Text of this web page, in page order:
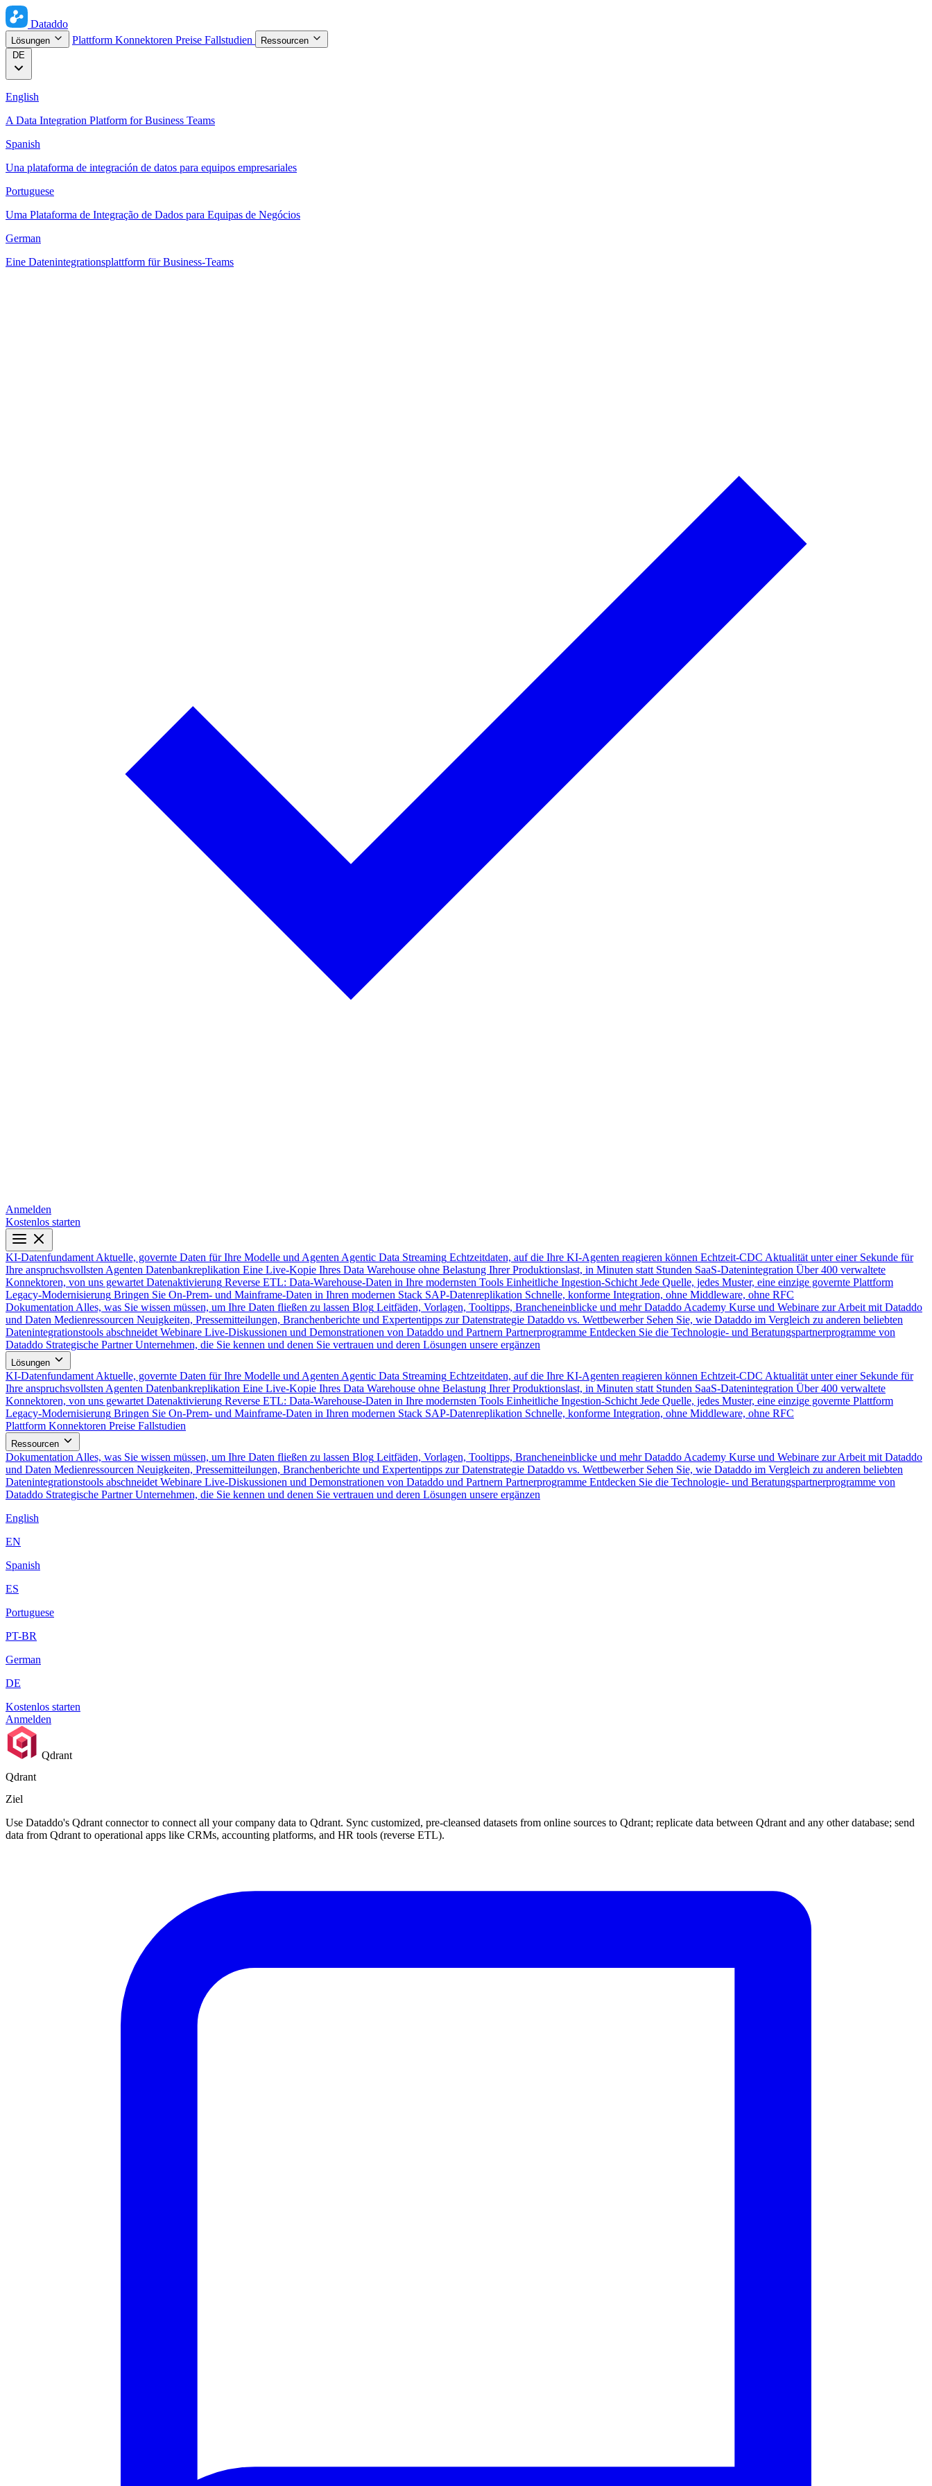
Dataddo
Lösungen Plattform Konnektoren Preise Fallstudien
Ressourcen
DE
English
A Data Integration Platform for Business Teams
Spanish
Una plataforma de integración de datos para equipos empresariales
Portuguese
Uma Plataforma de Integração de Dados para Equipas de Negócios
German
Eine Datenintegrationsplattform für Business-Teams
Anmelden
Kostenlos starten
KI-Datenfundament Aktuelle, governte Daten für Ihre Modelle und Agenten Agentic Data Streaming Echtzeitdaten, auf die Ihre KI-Agenten reagieren können Echtzeit-CDC Aktualität unter einer Sekunde für
Ihre anspruchsvollsten Agenten Datenbankreplikation Eine Live-Kopie Ihres Data Warehouse ohne Belastung Ihrer Produktionslast, in Minuten statt Stunden SaaS-Datenintegration Über 400 verwaltete
Konnektoren, von uns gewartet Datenaktivierung Reverse ETL: Data-Warehouse-Daten in Ihre modernsten Tools Einheitliche Ingestion-Schicht Jede Quelle, jedes Muster, eine einzige governte Plattform
Legacy-Modernisierung Bringen Sie On-Prem- und Mainframe-Daten in Ihren modernen Stack SAP-Datenreplikation Schnelle, konforme Integration, ohne Middleware, ohne RFC
Dokumentation Alles, was Sie wissen müssen, um Ihre Daten fließen zu lassen Blog Leitfäden, Vorlagen, Tooltipps, Brancheneinblicke und mehr Dataddo Academy Kurse und Webinare zur Arbeit mit Dataddo
und Daten Medienressourcen Neuigkeiten, Pressemitteilungen, Branchenberichte und Expertentipps zur Datenstrategie Dataddo vs. Wettbewerber Sehen Sie, wie Dataddo im Vergleich zu anderen beliebten
Datenintegrationstools abschneidet Webinare Live-Diskussionen und Demonstrationen von Dataddo und Partnern Partnerprogramme Entdecken Sie die Technologie- und Beratungspartnerprogramme von
Dataddo Strategische Partner Unternehmen, die Sie kennen und denen Sie vertrauen und deren Lösungen unsere ergänzen
Lösungen
KI-Datenfundament Aktuelle, governte Daten für Ihre Modelle und Agenten Agentic Data Streaming Echtzeitdaten, auf die Ihre KI-Agenten reagieren können Echtzeit-CDC Aktualität unter einer Sekunde für
Ihre anspruchsvollsten Agenten Datenbankreplikation Eine Live-Kopie Ihres Data Warehouse ohne Belastung Ihrer Produktionslast, in Minuten statt Stunden SaaS-Datenintegration Über 400 verwaltete
Konnektoren, von uns gewartet Datenaktivierung Reverse ETL: Data-Warehouse-Daten in Ihre modernsten Tools Einheitliche Ingestion-Schicht Jede Quelle, jedes Muster, eine einzige governte Plattform
Legacy-Modernisierung Bringen Sie On-Prem- und Mainframe-Daten in Ihren modernen Stack SAP-Datenreplikation Schnelle, konforme Integration, ohne Middleware, ohne RFC
Plattform Konnektoren Preise Fallstudien
Ressourcen
Dokumentation Alles, was Sie wissen müssen, um Ihre Daten fließen zu lassen Blog Leitfäden, Vorlagen, Tooltipps, Brancheneinblicke und mehr Dataddo Academy Kurse und Webinare zur Arbeit mit Dataddo
und Daten Medienressourcen Neuigkeiten, Pressemitteilungen, Branchenberichte und Expertentipps zur Datenstrategie Dataddo vs. Wettbewerber Sehen Sie, wie Dataddo im Vergleich zu anderen beliebten
Datenintegrationstools abschneidet Webinare Live-Diskussionen und Demonstrationen von Dataddo und Partnern Partnerprogramme Entdecken Sie die Technologie- und Beratungspartnerprogramme von
Dataddo Strategische Partner Unternehmen, die Sie kennen und denen Sie vertrauen und deren Lösungen unsere ergänzen
English
EN
Spanish
ES
Portuguese
PT-BR
German
DE
Kostenlos starten
Anmelden
Qdrant
Qdrant
Ziel
Use Dataddo's Qdrant connector to connect all your company data to Qdrant. Sync customized, pre-cleansed datasets from online sources to Qdrant; replicate data between Qdrant and any other database; send
data from Qdrant to operational apps like CRMs, accounting platforms, and HR tools (reverse ETL).